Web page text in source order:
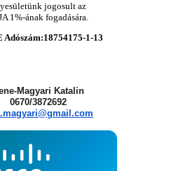
jogosult az
1%-ának fogadására.
Adószám:18754175-1-13
Magyari Katalin
0670/3872692